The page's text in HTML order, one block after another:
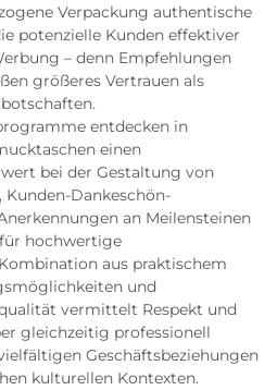
Verpackung authentische
potenzielle Kunden effektiver
– denn Empfehlungen
größeres Vertrauen als
entdecken in
einen
bei der Gestaltung von
Dankeschön-
an Meilensteinen
hochwertige
aus praktischem
und
vermittelt Respekt und
gleichzeitig professionell
Geschäftsbeziehungen
kulturellen Kontexten.